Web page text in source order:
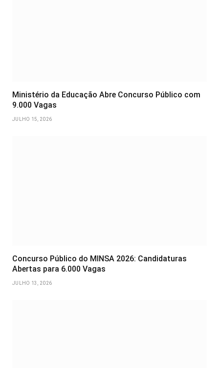
Ministério da Educação Abre Concurso Público com
9.000 Vagas
JULHO 15, 2026
Concurso Público do MINSA 2026: Candidaturas
Abertas para 6.000 Vagas
JULHO 13, 2026